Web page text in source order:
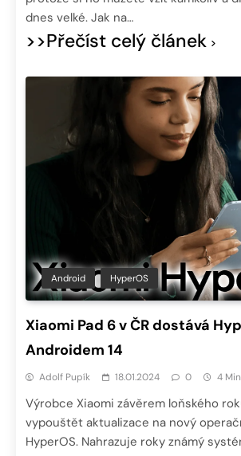
dnes velké. Jak na…
>>Přečíst celý článek
Android HyperOS
Xiaomi Pad 6 v ČR dostává
Androidem 14
Adolf Pupík 18.01.2024 0 4
Výrobce Xiaomi závěrem loňského
vypouštět aktualizace na nový
HyperOS. Nahrazuje roky známý